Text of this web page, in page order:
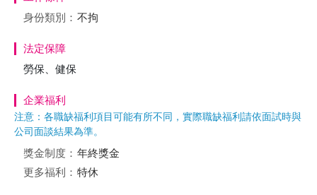
身份類別： 不拘
法定保障
勞保、健保
企業福利
注意：各職缺福利項目可能有所不同，實際職缺福利請依面試時與
公司面談結果為準。
獎金制度： 年終獎金
更多福利： 特休